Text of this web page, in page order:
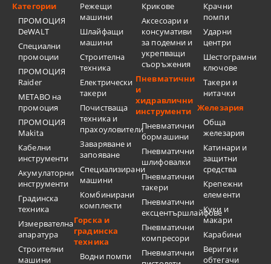
Категории
ПРОМОЦИЯ
DeWALT
Специални
промоции
ПРОМОЦИЯ
Raider
METABO на
промоция
ПРОМОЦИЯ
Makita
Кабелни
инструменти
Акумулаторни
инструменти
Градинска
техника
Измервателна
апаратура
Строителни
машини
Режещи
машини
Шлайфащи
машини
Строителна
техника
Електрически
такери
Почистваща
техника и
прахоуловители
Заваряване и
запояване
Специализирани
машини
Комбинирани
комплекти
Горска и
градинска
техника
Водни помпи
Крикове
Аксесоари и
консумативи
за подемни и
укрепващи
съоръжения
Пневматични
и
хидравлични
инструменти
Пневматични
бормашини
Пневматични
шлифовалки
Пневматични
такери
Пневматични
ексцентършлайфове
Пневматични
компресори
Пневматични
Крачни
помпи
Ударни
центри
Шестограмни
ключове
Такери и
нитачки
Железария
Обща
железария
Катинари и
защитни
средства
Крепежни
елементи
Куки и
макари
Карабини
Вериги и
обтегачи